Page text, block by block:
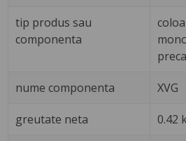
tip produs sau
componenta
nume componenta XVG
greutate neta 0.42